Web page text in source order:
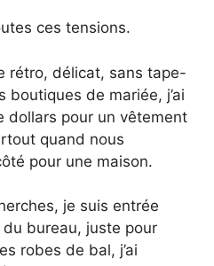
ces tensions.
rétro, délicat, sans tape-
boutiques de mariée, j’ai
dollars pour un vêtement
quand nous
pour une maison.
je suis entrée
bureau, juste pour
robes de bal, j’ai